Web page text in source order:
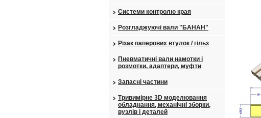
Системи контролю края
Розгладжуючі вали "БАНАН"
Різак паперових втулок / гільз
Пневматичні вали намотки і
розмотки, адаптери, муфти
Запасні частини
Тривимірне 3D моделювання
обладнання, механічні зборки,
вузлів і деталей